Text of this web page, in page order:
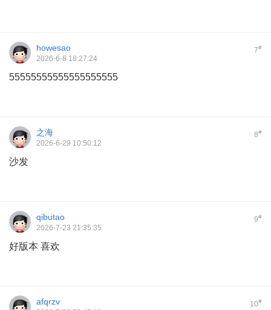
7#
howesao
2026-6-8 18:27:24
55555555555555555555
8#
之海
2026-6-29 10:50:12
沙发
9#
qibutao
2026-7-23 21:35:35
好版本 喜欢
10#
afqrzv